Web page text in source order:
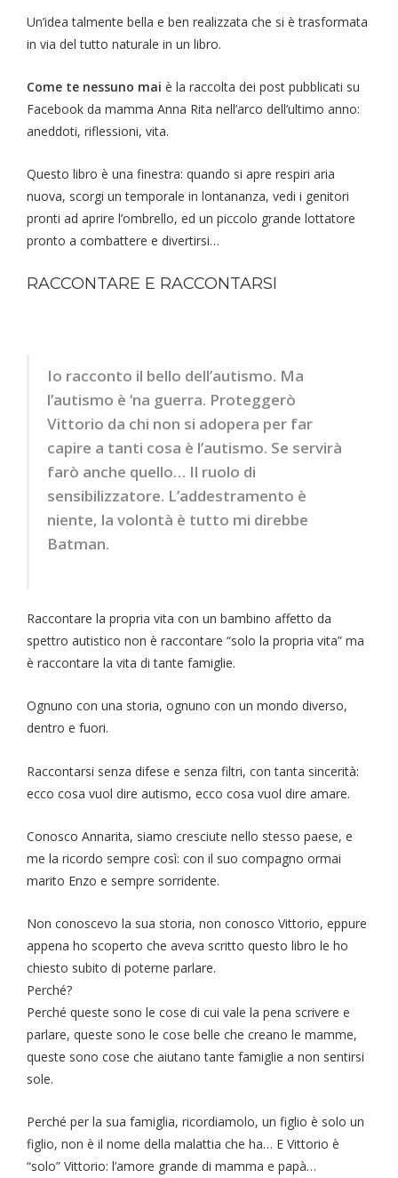
Un’idea talmente bella e ben realizzata che si è trasformata
in via del tutto naturale in un libro.
Come te nessuno mai è la raccolta dei post pubblicati su
Facebook da mamma Anna Rita nell’arco dell’ultimo anno:
aneddoti, riflessioni, vita.
Questo libro è una finestra: quando si apre respiri aria
nuova, scorgi un temporale in lontananza, vedi i genitori
pronti ad aprire l’ombrello, ed un piccolo grande lottatore
pronto a combattere e divertirsi…
RACCONTARE E RACCONTARSI
Io racconto il bello dell’autismo. Ma
l’autismo è ‘na guerra. Proteggerò
Vittorio da chi non si adopera per far
capire a tanti cosa è l’autismo. Se servirà
farò anche quello… Il ruolo di
sensibilizzatore. L’addestramento è
niente, la volontà è tutto mi direbbe
Batman.
Raccontare la propria vita con un bambino affetto da
spettro autistico non è raccontare “solo la propria vita” ma
è raccontare la vita di tante famiglie.
Ognuno con una storia, ognuno con un mondo diverso,
dentro e fuori.
Raccontarsi senza difese e senza filtri, con tanta sincerità:
ecco cosa vuol dire autismo, ecco cosa vuol dire amare.
Conosco Annarita, siamo cresciute nello stesso paese, e
me la ricordo sempre così: con il suo compagno ormai
marito Enzo e sempre sorridente.
Non conoscevo la sua storia, non conosco Vittorio, eppure
appena ho scoperto che aveva scritto questo libro le ho
chiesto subito di poterne parlare.
Perché?
Perché queste sono le cose di cui vale la pena scrivere e
parlare, queste sono le cose belle che creano le mamme,
queste sono cose che aiutano tante famiglie a non sentirsi
sole.
Perché per la sua famiglia, ricordiamolo, un figlio è solo un
figlio, non è il nome della malattia che ha… E Vittorio è
“solo” Vittorio: l’amore grande di mamma e papà…